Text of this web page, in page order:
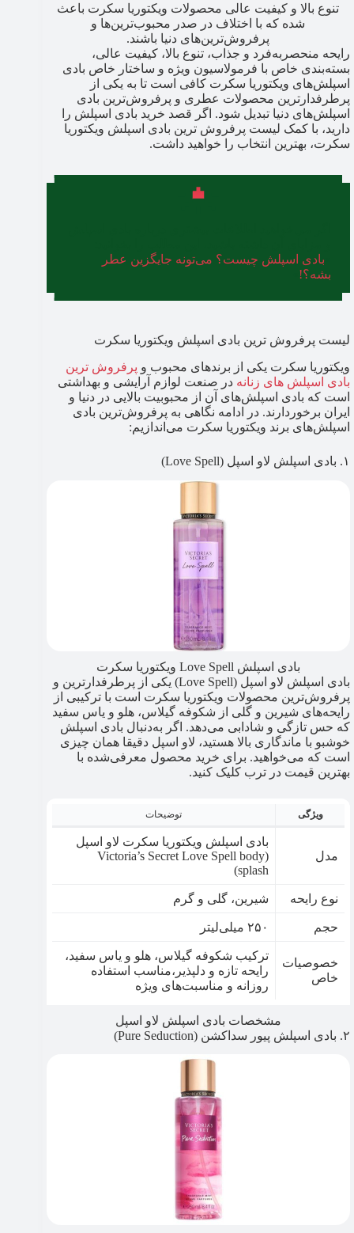
تنوع بالا و کیفیت عالی محصولات ویکتوریا سکرت باعث
شده که با اختلاف در صدر محبوب‌ترین‌ها و
پرفروش‌ترین‌های دنیا باشند.
رایحه منحصربه‌فرد و جذاب، تنوع بالا، کیفیت عالی،
بسته‌بندی خاص با فرمولاسیون ویژه و ساختار خاص بادی
اسپلش‌های ویکتوریا سکرت کافی است تا به یکی از
پرطرفدارترین محصولات عطری و پرفروش‌ترین بادی
اسپلش‌های دنیا تبدیل شود. اگر قصد خرید بادی اسپلش را
دارید، با کمک لیست پرفروش‌ ترین بادی اسپلش ویکتوریا
سکرت، بهترین انتخاب را خواهید داشت.
بادی اسپلش چیست؟ می‌تونه جایگزین عطر
بشه؟!
لیست پرفروش‌ ترین بادی اسپلش ویکتوریا سکرت
ویکتوریا سکرت یکی از برندهای محبوب و پرفروش ترین
بادی اسپلش های زنانه در صنعت لوازم آرایشی و بهداشتی
است که بادی اسپلش‌های آن از محبوبیت بالایی در دنیا و
ایران برخوردارند. در ادامه نگاهی به پرفروش‌ترین بادی
اسپلش‌های برند ویکتوریا سکرت می‌اندازیم:
۱. بادی اسپلش لاو اسپل (Love Spell)
بادی اسپلش Love Spell ویکتوریا سکرت
بادی اسپلش لاو اسپل (Love Spell) یکی از پرطرفدارترین و
پرفروش‌ترین محصولات ویکتوریا سکرت است با ترکیبی از
رایحه‌های شیرین و گلی از شکوفه گیلاس، هلو و یاس سفید
که حس تازگی و شادابی می‌دهد. اگر به‌دنبال بادی اسپلش
خوشبو با ماندگاری بالا هستید، لاو اسپل دقیقا همان چیزی
است که می‌خواهید. برای خرید محصول معرفی‌شده با
بهترین قیمت در ترب کلیک کنید.
ویژگی توضیحات
مدل
بادی اسپلش ویکتوریا سکرت لاو اسپل
(Victoria’s Secret Love Spell body
splash)
نوع رایحه شیرین، گلی و گرم
حجم ۲۵۰ میلی‌لیتر
خصوصیات
خاص
ترکیب شکوفه گیلاس، هلو و یاس سفید،
رایحه‌ تازه و دلپذیر،مناسب استفاده
روزانه و مناسبت‌های ویژه
مشخصات بادی اسپلش لاو اسپل
۲. بادی اسپلش پیور سداکشن (Pure Seduction)